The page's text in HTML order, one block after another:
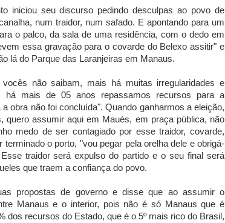
iniciou seu discurso pedindo desculpas ao povo de
num traidor, num safado. E apontando para um
o palco, da sala de uma residência, com o dedo em
essa gravação para o covarde do Belexo assitir" e
lá do Parque das Laranjeiras em Manaus.
não saibam, mais há muitas irregularidades e
há mais de 05 anos repassamos recursos para a
obra não foi concluída". Quando ganharmos a eleição,
quero assumir aqui em Maués, em praça pública, não
medo de ser contagiado por esse traidor, covarde,
o porto, "vou pegar pela orelha dele e obrigá-
traidor será expulso do partido e o seu final será
que traem a confiança do povo.
propostas de governo e disse que ao assumir o
Manaus e o interior, pois não é só Manaus que é
dos recursos do Estado, que é o 5º mais rico do Brasil,